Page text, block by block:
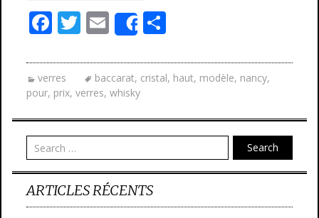
F
e
b
o
o
k
T
itt
er
E
m
ai
l
Share
ta
g
er
verres baccarat, cristal, haut, modèle, nancy,
pour, prix, verres, whisky
Search
ARTICLES RÉCENTS